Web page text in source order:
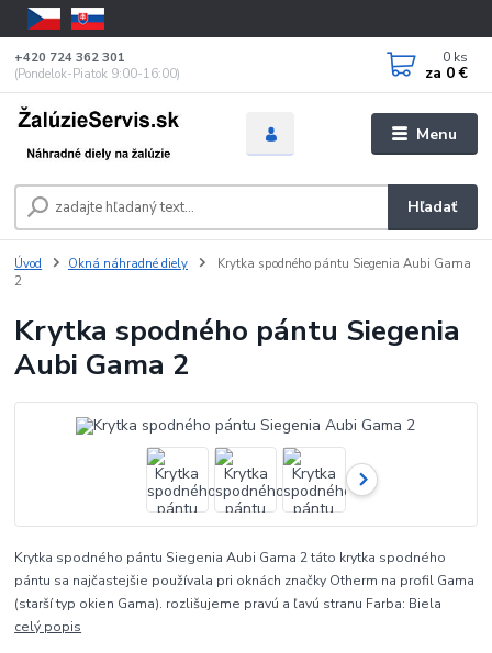
Menu
Hľadať
+420 724 362 301
(Pondelok-Piatok 9:00-16:00)
0 ks
za 0 €
Úvod Okná náhradné diely
Krytka spodného pántu Siegenia Aubi Gama
2
Krytka spodného pántu Siegenia
Aubi Gama 2
Krytka spodného pántu Siegenia Aubi Gama 2 táto krytka spodného
pántu sa najčastejšie používala pri oknách značky Otherm na profil Gama
(starší typ okien Gama). rozlišujeme pravú a ľavú stranu Farba: Biela
celý popis